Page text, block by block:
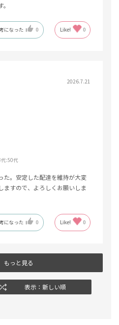
になった 0 Like! 0
2026.7.21
:50代
た。安定した配達を維持が大変
ますので、よろしくお願いしま
になった 0 Like! 0
もっと見る
表示：新しい順